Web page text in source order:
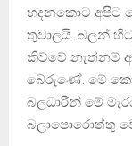
හදනකොට අපිට
තුවාලයි. බලන්
කිව්වේ නැත්නම්
බේරුණේ. මේ
බලධාරීන් මේ
බලාපොරොත්තු